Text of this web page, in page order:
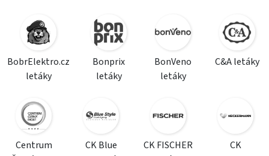
BobrElektro.cz
letáky
Bonprix
letáky
BonVeno
letáky
C&A letáky
Centrum
CK Blue
CK FISCHER
CK